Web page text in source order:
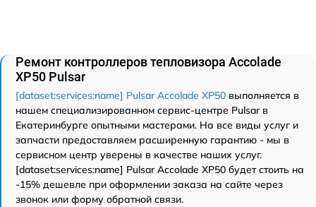
Ремонт контроллеров тепловизора Accolade
XP50 Pulsar
[dataset:services:name] Pulsar Accolade XP50 выполняется в
нашем специализированном сервис-центре Pulsar в
Екатеринбурге опытными мастерами. На все виды услуг и
запчасти предоставляем расширенную гарантию - мы в
сервисном центр уверены в качестве наших услуг.
[dataset:services:name] Pulsar Accolade XP50 будет стоить на
-15% дешевле при оформлении заказа на сайте через
звонок или форму обратной связи.